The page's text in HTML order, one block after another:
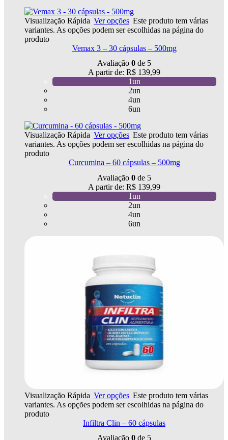
Visualização Rápida Ver opções Este produto tem várias
variantes. As opções podem ser escolhidas na página do
produto
Vemax 3 – 30 cápsulas – 500mg
Avaliação 0 de 5
A partir de: R$ 139,99
1un
2un
4un
6un
Visualização Rápida Ver opções Este produto tem várias
variantes. As opções podem ser escolhidas na página do
produto
Curcumina – 60 cápsulas – 500mg
Avaliação 0 de 5
A partir de: R$ 139,99
1un
2un
4un
6un
Visualização Rápida Ver opções Este produto tem várias
variantes. As opções podem ser escolhidas na página do
produto
Infiltra Clin – 60 cápsulas
Avaliação 0 de 5